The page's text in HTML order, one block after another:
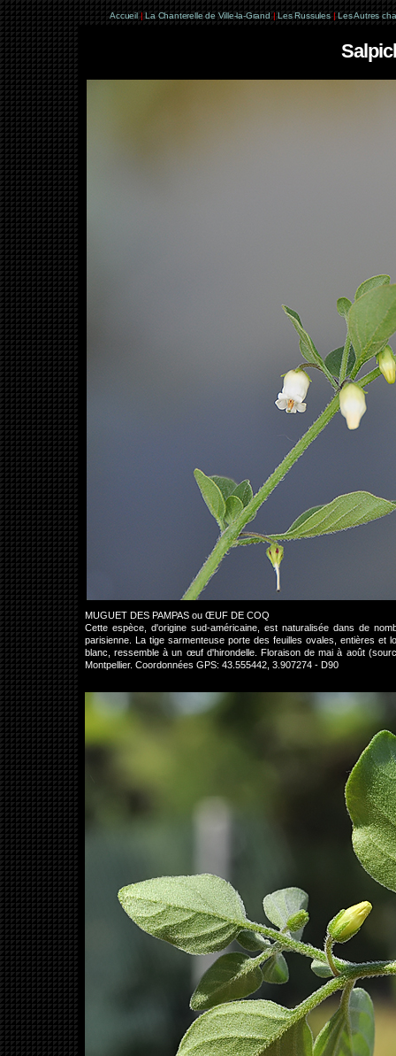
Accueil | La Chanterelle de Ville-la-Grand | Les Russules | Les Autres
MUGUET DES PAMPAS ou ŒUF DE COQ
Cette espèce, d'origine sud-américaine, est naturalisée dans de
parisienne. La tige sarmenteuse porte des feuilles ovales, entières et
blanc, ressemble à un œuf d'hirondelle. Floraison de mai à août
Montpellier. Coordonnées GPS: 43.555442, 3.907274 - D90